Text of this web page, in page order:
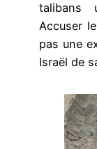
talibans
Accuser
pas une
Israël de